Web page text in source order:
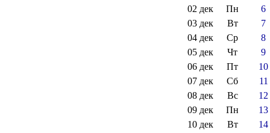
02 дек
Пн
6
03 дек
Вт
7
04 дек
Ср
8
05 дек
Чт
9
06 дек
Пт
10
07 дек
Сб
11
08 дек
Вс
12
09 дек
Пн
13
10 дек
Вт
14